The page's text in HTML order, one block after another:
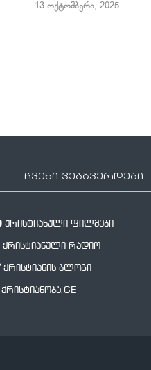
13 ოქტომბერი, 2025
ჩვენი ვებგვერდები
ქრისტიანული ფილმები
ქრისტიანული რადიო
ქრისტიანის ბლოგი
ქრისტიანობა.GE